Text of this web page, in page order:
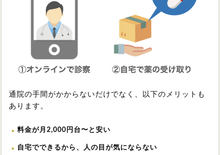
通院の手間がかからないだけでなく、以下のメリットも
あります。
料金が月2,000円台〜と安い
自宅でできるから、人の目が気にならない